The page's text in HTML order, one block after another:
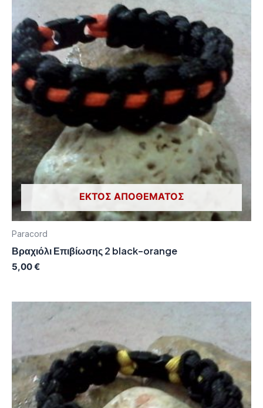
ΕΚΤΌΣ ΑΠΟΘΈΜΑΤΟΣ
Paracord
Βραχιόλι Επιβίωσης 2 black-orange
5,00€